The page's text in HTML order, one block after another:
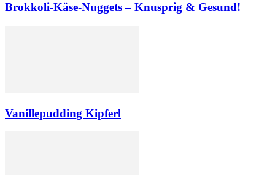
Brokkoli-Käse-Nuggets – Knusprig & Gesund!
Vanillepudding Kipferl